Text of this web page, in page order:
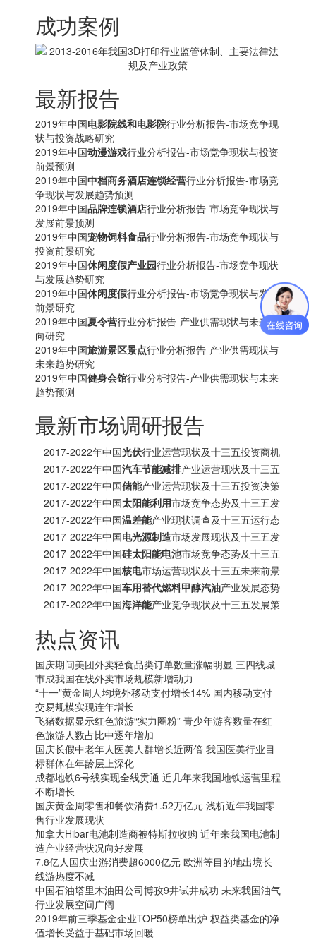
成功案例
最新报告
2019年中国电影院线和电影院行业分析报告-市场竞争现
状与投资战略研究
2019年中国动漫游戏行业分析报告-市场竞争现状与投资
前景预测
2019年中国中档商务酒店连锁经营行业分析报告-市场竞
争现状与发展趋势预测
2019年中国品牌连锁酒店行业分析报告-市场竞争现状与
发展前景预测
2019年中国宠物饲料食品行业分析报告-市场竞争现状与
投资前景研究
2019年中国休闲度假产业园行业分析报告-市场竞争现状
与发展趋势研究
2019年中国休闲度假行业分析报告-市场竞争现状与发展
前景研究
2019年中国夏令营行业分析报告-产业供需现状与未来动
向研究
2019年中国旅游景区景点行业分析报告-产业供需现状与
未来趋势研究
2019年中国健身会馆行业分析报告-产业供需现状与未来
趋势预测
最新市场调研报告
2017-2022年中国光伏行业运营现状及十三五投资商机
研究报告
2017-2022年中国汽车节能减排产业运营现状及十三五
发展趋势前瞻报告
2017-2022年中国储能产业运营现状及十三五投资决策
分析报告
2017-2022年中国太阳能利用市场竞争态势及十三五发
展趋势前瞻报告
2017-2022年中国温差能产业现状调查及十三五运行态
势预测报告
2017-2022年中国电光源制造市场发展现状及十三五发
展策略分析报告
2017-2022年中国硅太阳能电池市场竞争态势及十三五
投资商机研究报告
2017-2022年中国核电市场运营现状及十三五未来前景
分析报告
2017-2022年中国车用替代燃料甲醇汽油产业发展态势
及十三五投资方向分析报告
2017-2022年中国海洋能产业竞争现状及十三五发展策
热点资讯
国庆期间美团外卖轻食品类订单数量涨幅明显 三四线城
市成我国在线外卖市场规模新增动力
“十一”黄金周人均境外移动支付增长14% 国内移动支付
交易规模实现连年增长
飞猪数据显示红色旅游“实力圈粉” 青少年游客数量在红
色旅游人数占比中逐年增加
国庆长假中老年人医美人群增长近两倍 我国医美行业目
标群体在年龄层上深化
成都地铁6号线实现全线贯通 近几年来我国地铁运营里程
不断增长
国庆黄金周零售和餐饮消费1.52万亿元 浅析近年我国零
售行业发展现状
加拿大Hibar电池制造商被特斯拉收购 近年来我国电池制
造产业经营状况向好发展
7.8亿人国庆出游消费超6000亿元 欧洲等目的地出境长
线游热度不减
中国石油塔里木油田公司博孜9井试井成功 未来我国油气
行业发展空间广阔
2019年前三季基金企业TOP50榜单出炉 权益类基金的净
值增长受益于基础市场回暖